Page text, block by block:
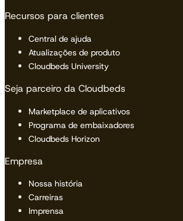
Recursos para clientes
Central de ajuda
Atualizações de produto
Cloudbeds University
Seja parceiro da Cloudbeds
Marketplace de aplicativos
Programa de embaixadores
Cloudbeds Horizon
Empresa
Nossa história
Carreiras
Imprensa